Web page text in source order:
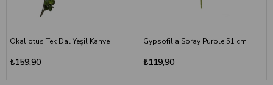
Okaliptus Tek Dal Yeşil Kahve
₺159,90
Gypsofilia Spray Purple 51 cm
₺119,90